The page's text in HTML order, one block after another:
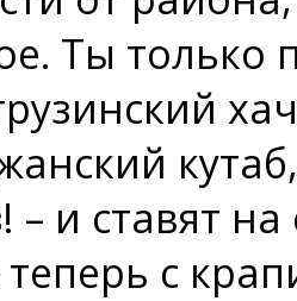
Ты только
– и ставят
с